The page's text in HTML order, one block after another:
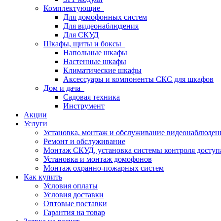
Комплектующие
Для домофонных систем
Для видеонаблюдения
Для СКУД
Шкафы, щиты и боксы
Напольные шкафы
Настенные шкафы
Климатические шкафы
Аксессуары и компоненты СКС для шкафов
Дом и дача
Садовая техника
Инструмент
Акции
Услуги
Установка, монтаж и обслуживание
Ремонт и обслуживание
Монтаж СКУД, установка системы контроля
Установка и монтаж домофонов
Монтаж охранно-пожарных систем
Как купить
Условия оплаты
Условия доставки
Оптовые поставки
Гарантия на товар